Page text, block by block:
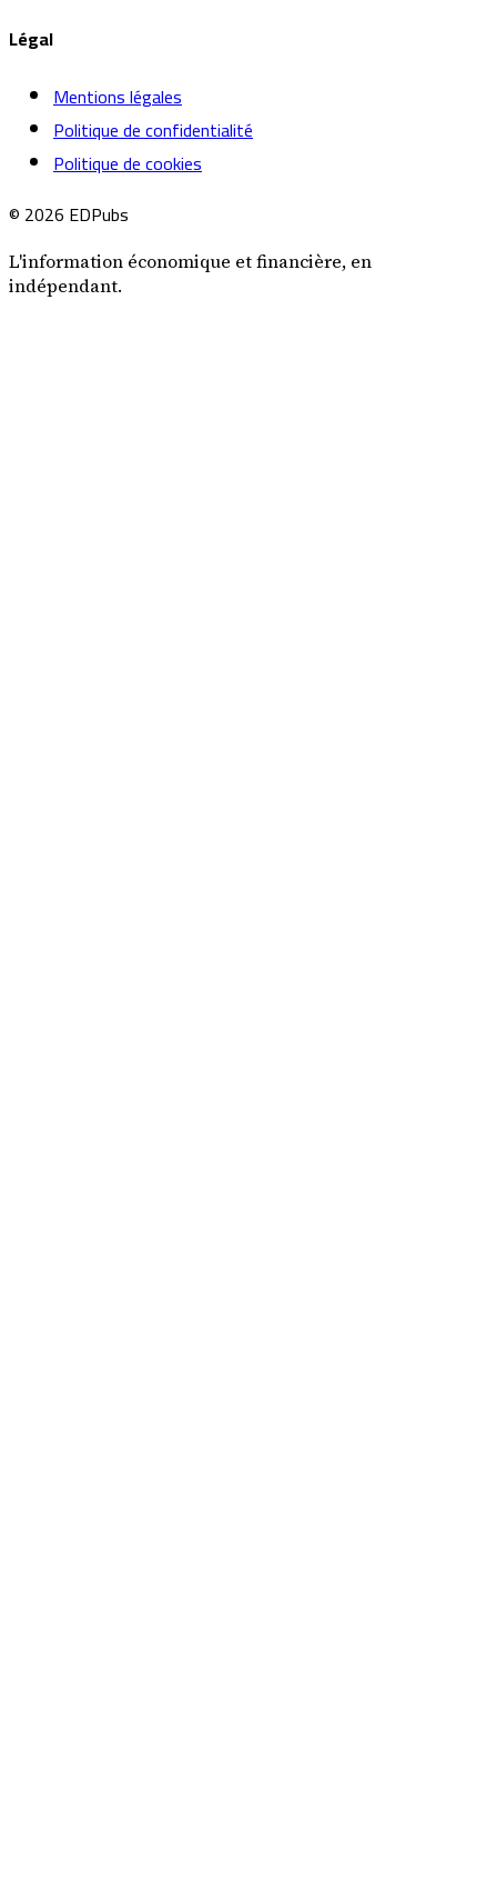
Légal
Mentions légales
Politique de confidentialité
Politique de cookies
© 2026 EDPubs
L'information économique et financière, en
indépendant.